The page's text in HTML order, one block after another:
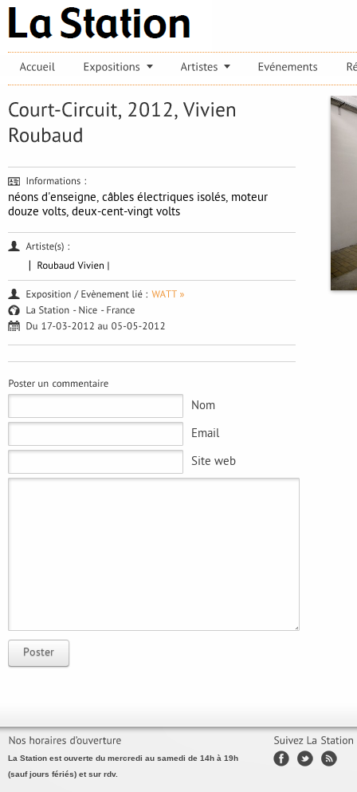
néons d'enseigne, câbles électriques isolés, moteur
douze volts, deux-cent-vingt volts
Nom
Email
Site web
Poster
La Station est ouverte du mercredi au samedi de 14h à 19h
(sauf jours fériés) et sur rdv.